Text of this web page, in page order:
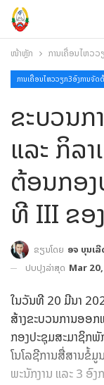
ໜ້າຫຼັກ ການເຄື່ອນໄຫວວ
ການເຄື່ອນໄຫວວຽກ3ອົງການຈັດ
ຂະບວນກ
ແລະ ກິລ
ຕ້ອນກອ
ທີ III ຂ
ຂຽນໂດຍ ອຈ ບຸນເລີດ ແ
ປັບປຸງລ່າສຸດ Mar
ໃນວັນທີ 20 ມີນາ
ສ້າງຂະບວນການອອກ
ກອງປະຊຸມສະມາຊິກ
ໂນໂລຊີການສື່ສານຂໍ້
ພະນັກງານ ແລະ 3 ອົ